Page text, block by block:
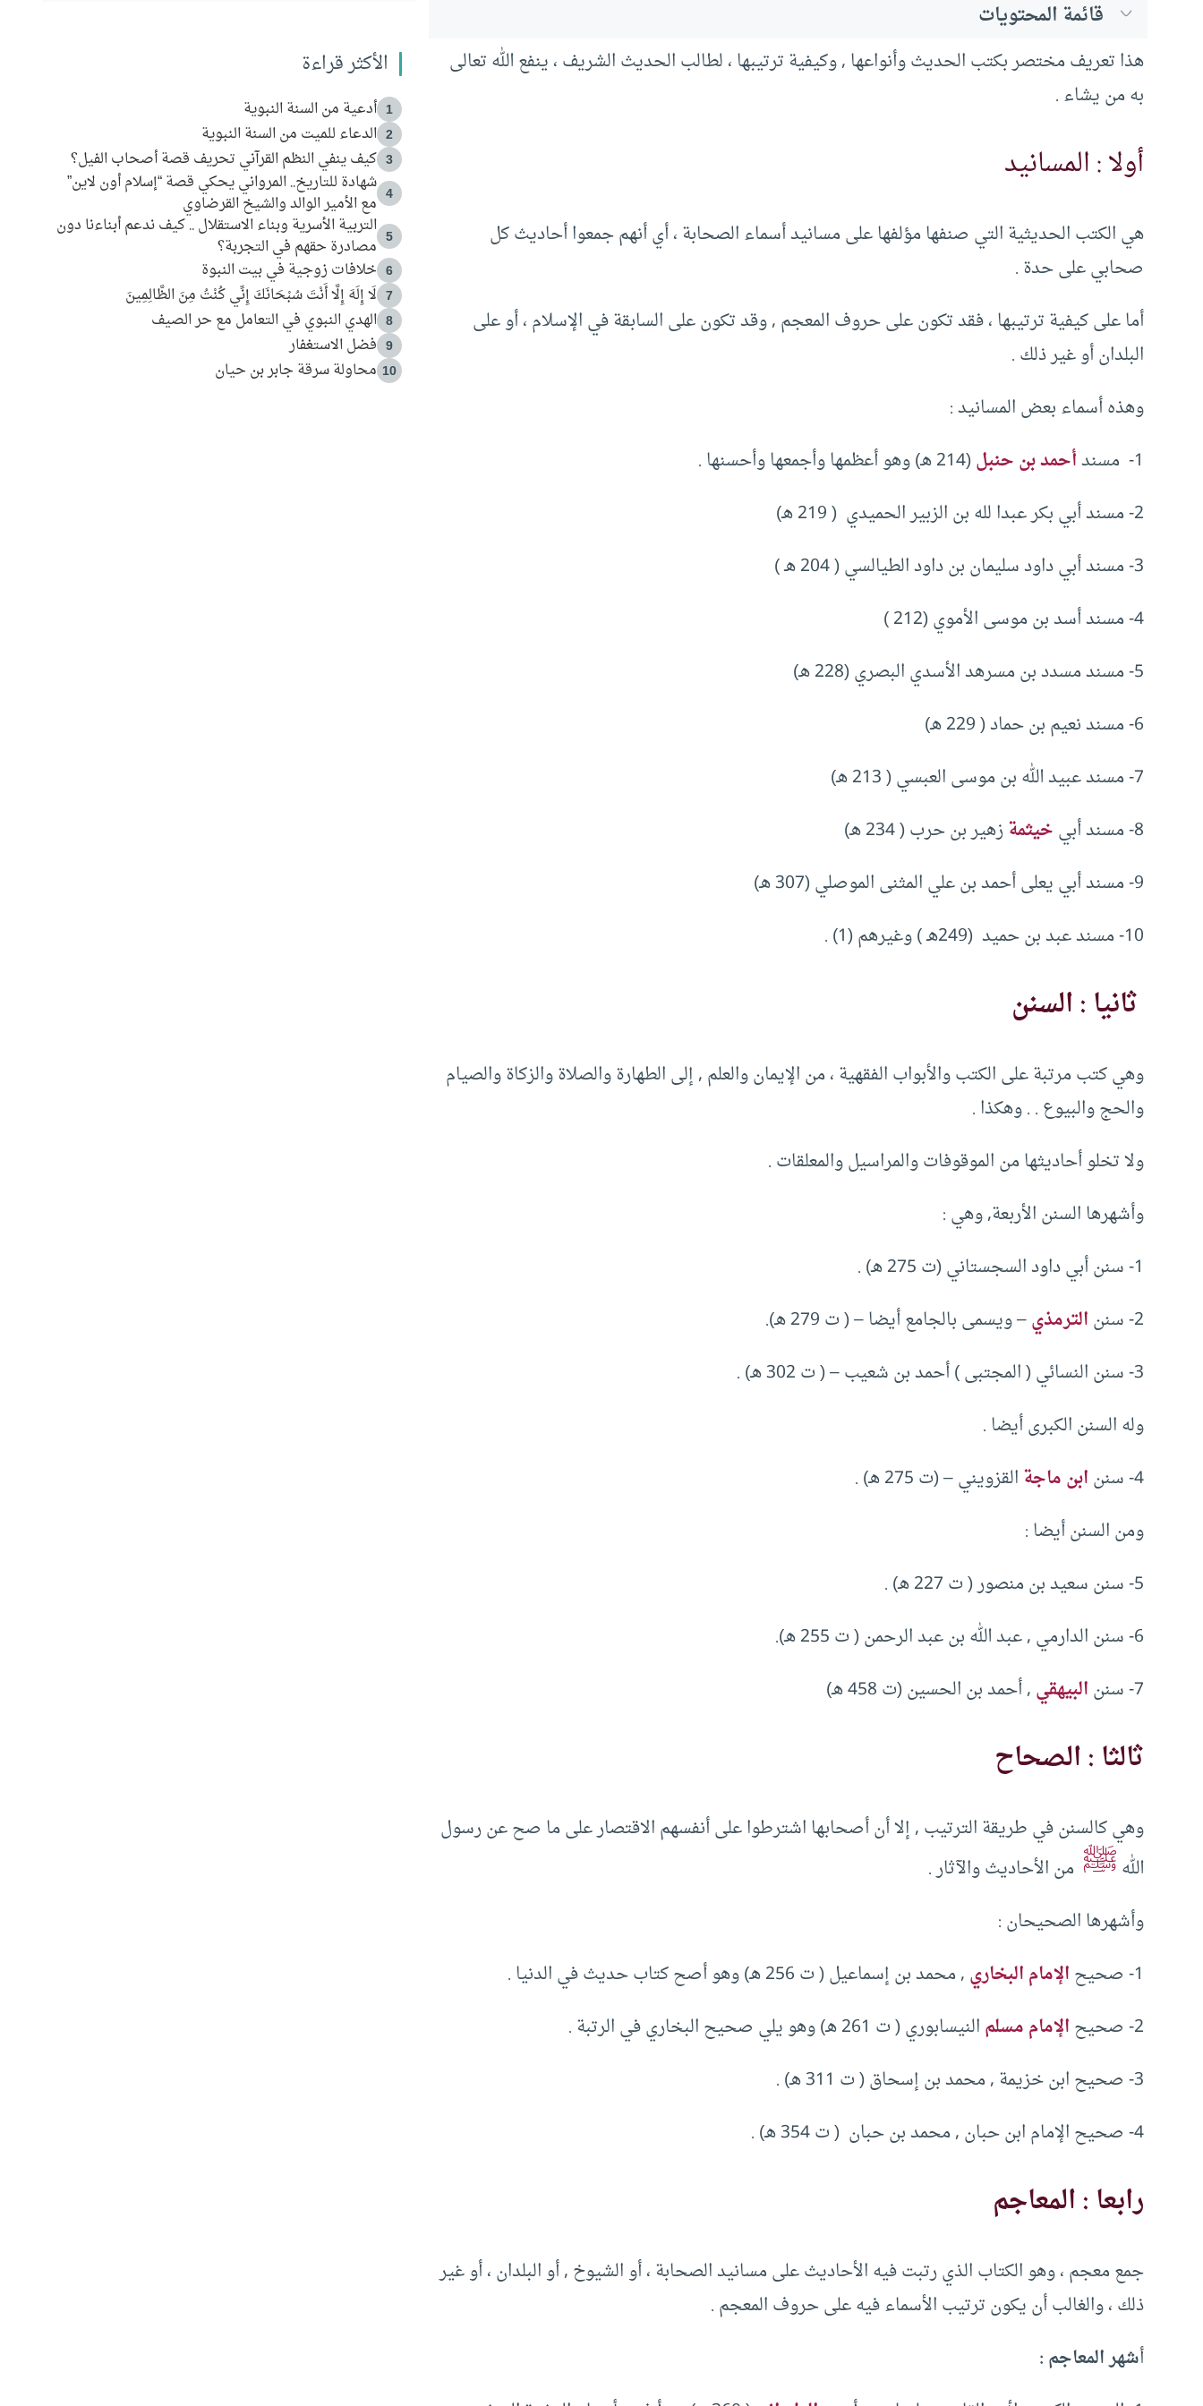
قائمة المحتويات
هذا تعريف مختصر بكتب الحديث وأنواعها , وكيفية ترتيبها ، لطالب الحديث الشريف ، ينفع الله تعالى
به من يشاء .
أولا : المسانيد
هي الكتب الحديثية التي صنفها مؤلفها على مسانيد أسماء الصحابة ، أي أنهم جمعوا أحاديث كل
صحابي على حدة .
أما على كيفية ترتيبها ، فقد تكون على حروف المعجم , وقد تكون على السابقة في الإسلام ، أو على
البلدان أو غير ذلك .
وهذه أسماء بعض المسانيد :
1- مسند
أحمد بن حنبل(214 هـ) وهو أعظمها وأجمعها وأحسنها .
2- مسند أبي بكر عبدا لله بن الزبير الحميدي ( 219 هـ)
3- مسند أبي داود سليمان بن داود الطيالسي ( 204 هـ )
4- مسند أسد بن موسى الأموي (212 )
5- مسند مسدد بن مسرهد الأسدي البصري (228 هـ)
6- مسند نعيم بن حماد ( 229 هـ)
7- مسند عبيد الله بن موسى العبسي ( 213 هـ)
8- مسند أبي
خيثمةزهير بن حرب ( 234 هـ)
9- مسند أبي يعلى أحمد بن علي المثنى الموصلي (307 هـ)
10- مسند عبد بن حميد (249هـ ) وغيرهم (1) .
ثانيا : السنن
وهي كتب مرتبة على الكتب والأبواب الفقهية ، من الإيمان والعلم , إلى الطهارة والصلاة والزكاة والصيام
والحج والبيوع . . وهكذا .
ولا تخلو أحاديثها من الموقوفات والمراسيل والمعلقات .
وأشهرها السنن الأربعة, وهي :
1- سنن أبي داود السجستاني (ت 275 هـ) .
2- سنن
الترمذي– ويسمى بالجامع أيضا – ( ت 279 هـ).
3- سنن النسائي ( المجتبى ) أحمد بن شعيب – ( ت 302 هـ) .
وله السنن الكبرى أيضا .
4- سنن
ابن ماجةالقزويني – (ت 275 هـ) .
ومن السنن أيضا :
5- سنن سعيد بن منصور ( ت 227 هـ) .
6- سنن الدارمي , عبد الله بن عبد الرحمن ( ت 255 هـ).
7- سنن
البيهقي, أحمد بن الحسين (ت 458 هـ)
ثالثا : الصحاح
وهي كالسنن في طريقة الترتيب , إلا أن أصحابها اشترطوا على أنفسهم الاقتصار على ما صح عن رسول
اللهﷺ من الأحاديث والآثار .
وأشهرها الصحيحان :
1- صحيح
الإمام البخاري, محمد بن إسماعيل ( ت 256 هـ) وهو أصح كتاب حديث في الدنيا .
2- صحيح
الإمام مسلمالنيسابوري ( ت 261 هـ) وهو يلي صحيح البخاري في الرتبة .
3- صحيح ابن خزيمة , محمد بن إسحاق ( ت 311 هـ) .
4- صحيح الإمام ابن حبان , محمد بن حبان ( ت 354 هـ) .
رابعا : المعاجم
جمع معجم ، وهو الكتاب الذي رتبت فيه الأحاديث على مسانيد الصحابة ، أو الشيوخ , أو البلدان ، أو غير
ذلك ، والغالب أن يكون ترتيب الأسماء فيه على حروف المعجم .
أشهر المعاجم :
الأكثر قراءة
1 أدعية من السنة النبوية
2 الدعاء للميت من السنة النبوية
3 كيف ينفي النظم القرآني تحريف قصة أصحاب الفيل؟
4
شهادة للتاريخ.. المرواني يحكي قصة “إسلام أون لاين”
مع الأمير الوالد والشيخ القرضاوي
5
التربية الأسرية وبناء الاستقلال .. كيف ندعم أبناءنا دون
مصادرة حقهم في التجربة؟
6 خلافات زوجية في بيت النبوة
7 لَا إِلَهَ إِلَّا أَنْتَ سُبْحَانَكَ إِنِّي كُنْتُ مِنَ الظَّالِمِينَ
8 الهدي النبوي في التعامل مع حر الصيف
9 فضل الاستغفار
10 محاولة سرقة جابر بن حيان